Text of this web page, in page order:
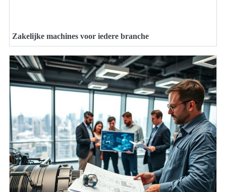
Zakelijke machines voor iedere branche